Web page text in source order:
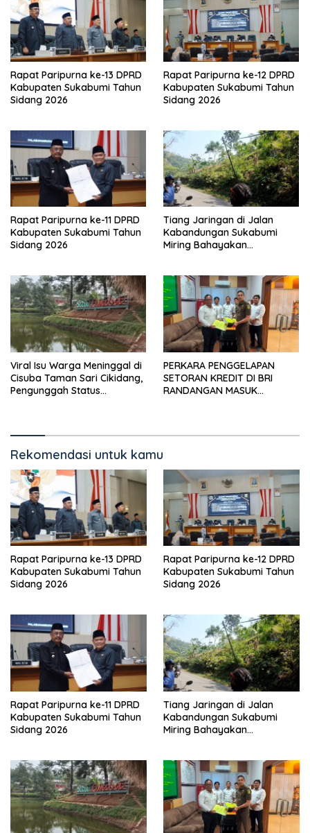
Rapat Paripurna ke-13 DPRD
Kabupaten Sukabumi Tahun
Sidang 2026
Rapat Paripurna ke-12 DPRD
Kabupaten Sukabumi Tahun
Sidang 2026
Rapat Paripurna ke-11 DPRD
Kabupaten Sukabumi Tahun
Sidang 2026
Tiang Jaringan di Jalan
Kabandungan Sukabumi
Miring Bahayakan
Viral Isu Warga Meninggal di
Cisuba Taman Sari Cikidang,
Pengunggah Status
PERKARA PENGGELAPAN
SETORAN KREDIT DI BRI
RANDANGAN MASUK
Rekomendasi untuk kamu
Rapat Paripurna ke-13 DPRD
Kabupaten Sukabumi Tahun
Sidang 2026
Rapat Paripurna ke-12 DPRD
Kabupaten Sukabumi Tahun
Sidang 2026
Rapat Paripurna ke-11 DPRD
Kabupaten Sukabumi Tahun
Sidang 2026
Tiang Jaringan di Jalan
Kabandungan Sukabumi
Miring Bahayakan